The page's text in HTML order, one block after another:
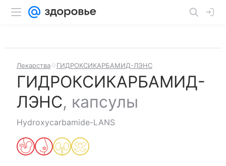
Лекарства ГИДРОКСИКАРБАМИД-ЛЭНС
ГИДРОКСИКАРБАМИД-
ЛЭНС, капсулы
Hydroxycarbamide-LANS